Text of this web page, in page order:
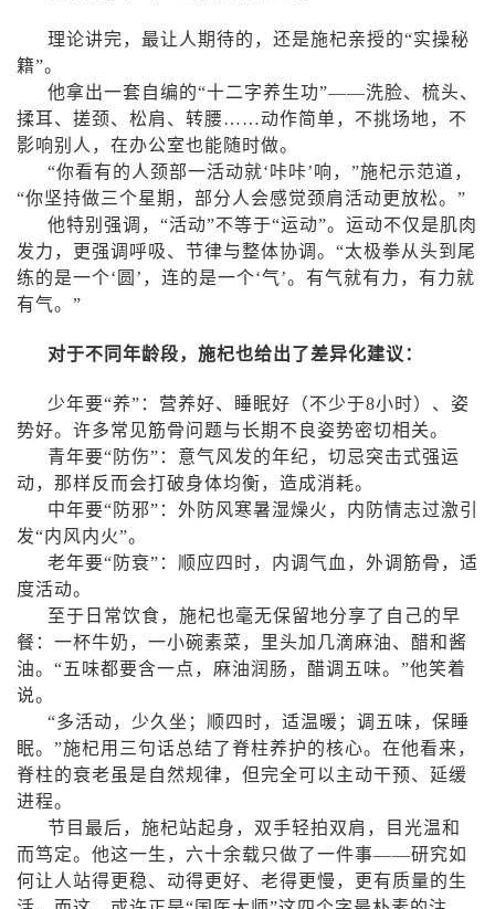
理论讲完，最让人期待的，还是施杞亲授的“实操秘
籍”。
他拿出一套自编的“十二字养生功”——洗脸、梳头、
揉耳、搓颈、松肩、转腰……动作简单，不挑场地，不
影响别人，在办公室也能随时做。
“你看有的人颈部一活动就‘咔咔’响，”施杞示范道，
“你坚持做三个星期，部分人会感觉颈肩活动更放松。”
他特别强调，“活动”不等于“运动”。运动不仅是肌肉
发力，更强调呼吸、节律与整体协调。“太极拳从头到尾
练的是一个‘圆’，连的是一个‘气’。有气就有力，有力就
有气。”
对于不同年龄段，施杞也给出了差异化建议：
少年要“养”：营养好、睡眠好（不少于8小时）、姿
势好。许多常见筋骨问题与长期不良姿势密切相关。
青年要“防伤”：意气风发的年纪，切忌突击式强运
动，那样反而会打破身体均衡，造成消耗。
中年要“防邪”：外防风寒暑湿燥火，内防情志过激引
发“内风内火”。
老年要“防衰”：顺应四时，内调气血，外调筋骨，适
度活动。
至于日常饮食，施杞也毫无保留地分享了自己的早
餐：一杯牛奶，一小碗素菜，里头加几滴麻油、醋和酱
油。“五味都要含一点，麻油润肠，醋调五味。”他笑着
说。
“多活动，少久坐；顺四时，适温暖；调五味，保睡
眠。”施杞用三句话总结了脊柱养护的核心。在他看来，
脊柱的衰老虽是自然规律，但完全可以主动干预、延缓
进程。
节目最后，施杞站起身，双手轻拍双肩，目光温和
而笃定。他这一生，六十余载只做了一件事——研究如
何让人站得更稳、动得更好、老得更慢，更有质量的生